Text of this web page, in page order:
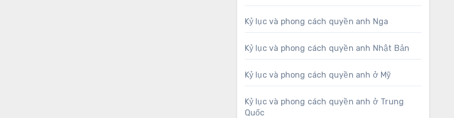
Kỷ lục và phong cách quyền anh Nga
Kỷ lục và phong cách quyền anh Nhật Bản
Kỷ lục và phong cách quyền anh ở Mỹ
Kỷ lục và phong cách quyền anh ở Trung
Quốc